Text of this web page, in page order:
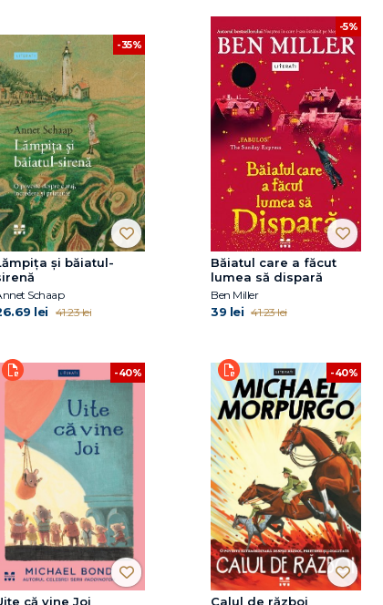
-35%
și băiatul-
Schaap
lei 41.23 lei
-5%
Băiatul care a făcut
lumea să dispară
Ben Miller
39 lei 41.23 lei
-40%
că vine Joi
-40%
Calul de război